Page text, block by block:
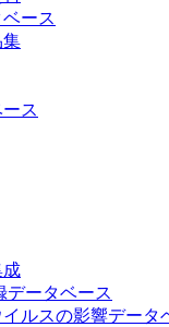
ース
集
ス
データベース
ルスの影響データ